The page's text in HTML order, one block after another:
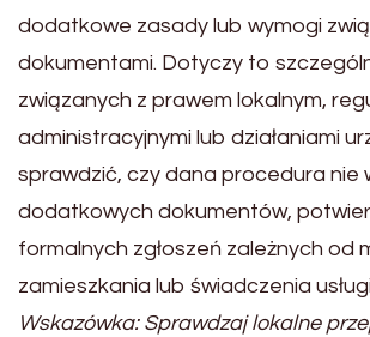
dodatkowe zasady lub wymogi
dokumentami. Dotyczy to
związanych z prawem lokalnym,
administracyjnymi lub działaniami
sprawdzić, czy dana procedura nie
dodatkowych dokumentów,
formalnych zgłoszeń zależnych od
zamieszkania lub świadczenia
Wskazówka: Sprawdzaj lokalne